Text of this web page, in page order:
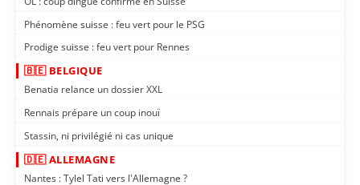
Phénomène suisse : feu vert pour le PSG
Prodige suisse : feu vert pour Rennes
🇧🇪 BELGIQUE
Benatia relance un dossier XXL
Rennais prépare un coup inouï
Stassin, ni privilégié ni cas unique
🇩🇪 ALLEMAGNE
Nantes : Tylel Tati vers l'Allemagne ?